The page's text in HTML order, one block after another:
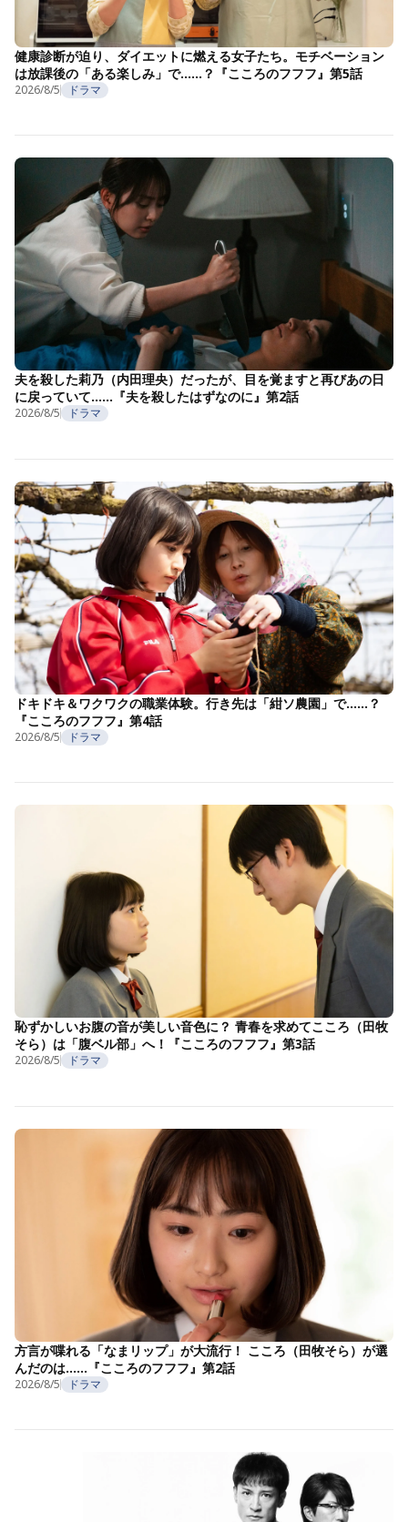
健康診断が迫り、ダイエットに燃える女子たち。モチベーション
は放課後の「ある楽しみ」で……？『こころのフフフ』第5話
2026/8/5 ドラマ
夫を殺した莉乃（内田理央）だったが、目を覚ますと再びあの日
に戻っていて……『夫を殺したはずなのに』第2話
2026/8/5 ドラマ
ドキドキ＆ワクワクの職業体験。行き先は「紺ソ農園」で……？
『こころのフフフ』第4話
2026/8/5 ドラマ
恥ずかしいお腹の音が美しい音色に？ 青春を求めてこころ（田牧
そら）は「腹ベル部」へ！『こころのフフフ』第3話
2026/8/5 ドラマ
方言が喋れる「なまリップ」が大流行！ こころ（田牧そら）が選
んだのは……『こころのフフフ』第2話
2026/8/5 ドラマ